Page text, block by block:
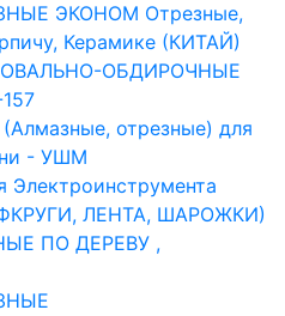
ЭКОНОМ Отрезные,
Керамике (КИТАЙ)
ОБДИРОЧНЫЕ
отрезные) для
- УШМ
ЛЕНТА, ШАРОЖКИ)
ПО ДЕРЕВУ ,